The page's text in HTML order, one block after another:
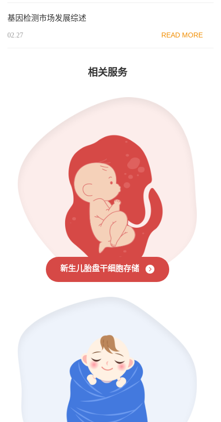
基因检测市场发展综述
02.27 READ MORE
相关服务
新生儿胎盘干细胞存储